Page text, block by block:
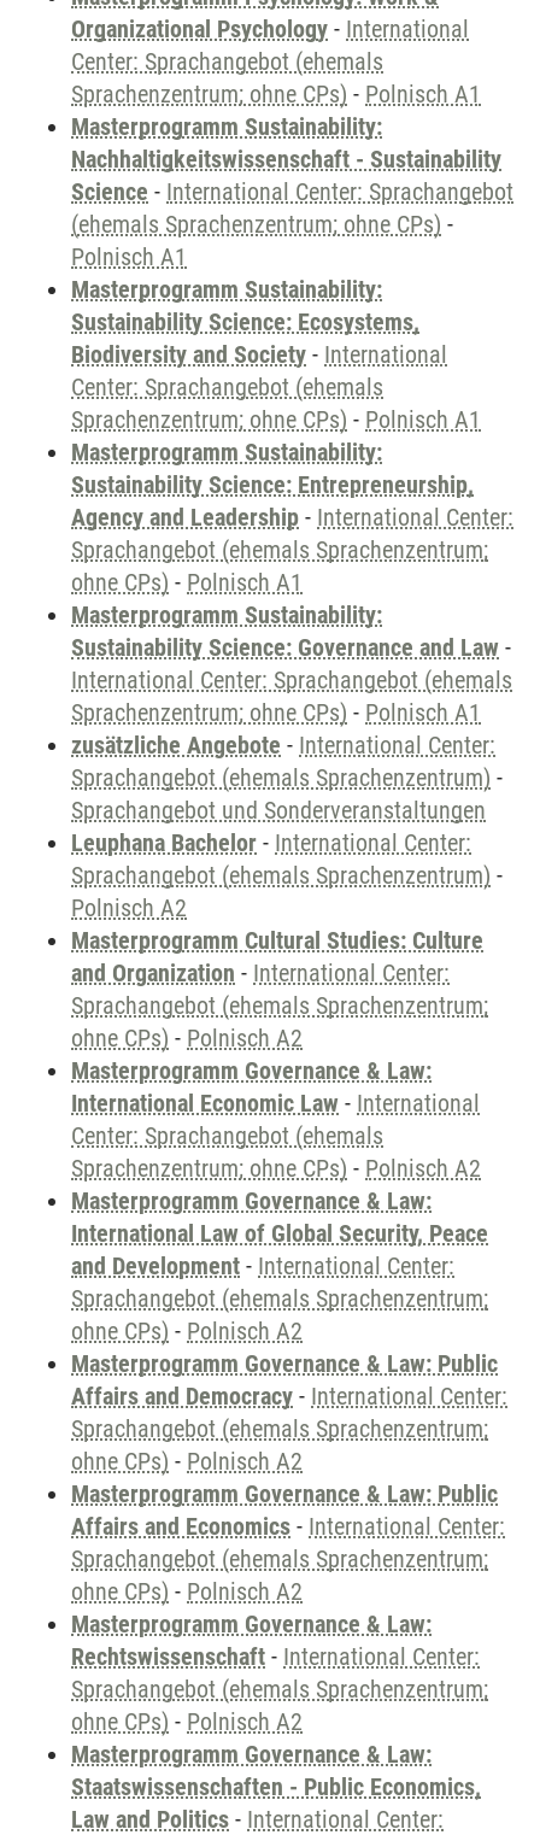
Organizational Psychology - International
Center: Sprachangebot (ehemals
Sprachenzentrum; ohne CPs) - Polnisch A1
Masterprogramm Sustainability:
Nachhaltigkeitswissenschaft - Sustainability
Science - International Center: Sprachangebot
(ehemals Sprachenzentrum; ohne CPs) -
Polnisch A1
Masterprogramm Sustainability:
Sustainability Science: Ecosystems,
Biodiversity and Society - International
Center: Sprachangebot (ehemals
Sprachenzentrum; ohne CPs) - Polnisch A1
Masterprogramm Sustainability:
Sustainability Science: Entrepreneurship,
Agency and Leadership - International Center:
Sprachangebot (ehemals Sprachenzentrum;
ohne CPs) - Polnisch A1
Masterprogramm Sustainability:
Sustainability Science: Governance and Law -
International Center: Sprachangebot (ehemals
Sprachenzentrum; ohne CPs) - Polnisch A1
zusätzliche Angebote - International Center:
Sprachangebot (ehemals Sprachenzentrum) -
Sprachangebot und Sonderveranstaltungen
Leuphana Bachelor - International Center:
Sprachangebot (ehemals Sprachenzentrum) -
Polnisch A2
Masterprogramm Cultural Studies: Culture
and Organization - International Center:
Sprachangebot (ehemals Sprachenzentrum;
ohne CPs) - Polnisch A2
Masterprogramm Governance & Law:
International Economic Law - International
Center: Sprachangebot (ehemals
Sprachenzentrum; ohne CPs) - Polnisch A2
Masterprogramm Governance & Law:
International Law of Global Security, Peace
and Development - International Center:
Sprachangebot (ehemals Sprachenzentrum;
ohne CPs) - Polnisch A2
Masterprogramm Governance & Law: Public
Affairs and Democracy - International Center:
Sprachangebot (ehemals Sprachenzentrum;
ohne CPs) - Polnisch A2
Masterprogramm Governance & Law: Public
Affairs and Economics - International Center:
Sprachangebot (ehemals Sprachenzentrum;
ohne CPs) - Polnisch A2
Masterprogramm Governance & Law:
Rechtswissenschaft - International Center:
Sprachangebot (ehemals Sprachenzentrum;
ohne CPs) - Polnisch A2
Masterprogramm Governance & Law:
Staatswissenschaften - Public Economics,
Law and Politics - International Center: